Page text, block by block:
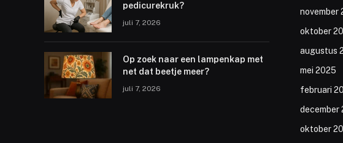
pedicurekruk?
juli 7, 2026
Op zoek naar een lampenkap met
net dat beetje meer?
juli 7, 2026
november
oktober
augustus
mei 2025
februari
december
oktober